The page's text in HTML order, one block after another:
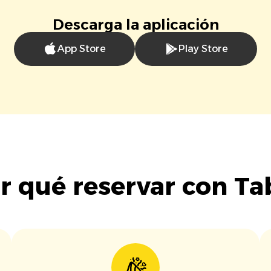
Descarga la aplicación
App Store Play Store
qué reservar con